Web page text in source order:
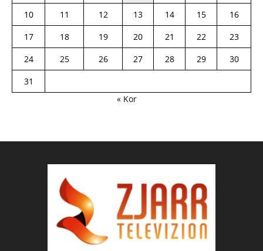
10
11 12 13 14 15
16
17
18 19 20 21 22
23
24
25 26 27 28 29
30
31
« Kor